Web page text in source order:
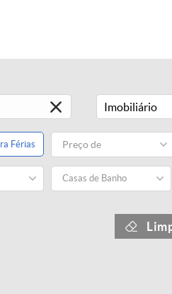
Imobiliário
Férias
Casas de Banho